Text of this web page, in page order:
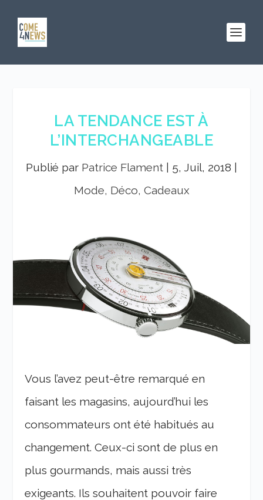
LA TENDANCE EST À
L’INTERCHANGEABLE
Publié par Patrice Flament 5, Juil, 2018
Mode, Déco, Cadeaux
Vous l’avez peut-être remarqué en
faisant les magasins, aujourd’hui les
consommateurs ont été habitués au
changement. Ceux-ci sont de plus en
plus gourmands, mais aussi très
exigeants. Ils souhaitent pouvoir faire